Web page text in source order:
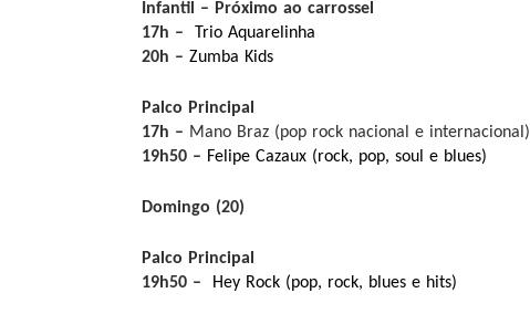
Infantil – Próximo ao carrossel
17h – Trio Aquarelinha
20h – Zumba Kids
Palco Principal
17h – Mano Braz (pop rock nacional e internacional)
19h50 – Felipe Cazaux (rock, pop, soul e blues)
Domingo (20)
Palco Principal
19h50 –
Hey Rock (pop, rock, blues e hits)